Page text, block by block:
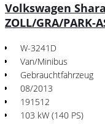
Volkswagen
ZOLL/GRA/PARK-
W-3241D
Van/Minibus
Gebrauchtfahrzeug
08/2013
191512
103 kW (140 PS)